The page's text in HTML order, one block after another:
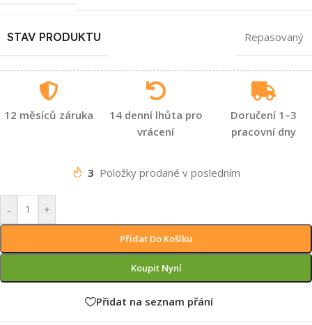
STAV PRODUKTU Repasovaný
12 měsíců záruka
14 denní lhůta pro
vrácení
Doručení 1–3
pracovní dny
3 Položky prodané v posledním
- +
Přidat Do Košíku
Koupit Nyní
Přidat na seznam přání